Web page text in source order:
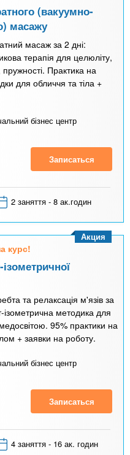
(вакуумно-
масажу
масаж за 2 дні:
терапія для целюліту,
Практика на
для обличчя та тіла +
бізнес центр
Записаться
2 заняття - 8 ак.годин
курс!
та релаксація м'язів за
ізометрична методика для
медосвітою. 95% практики на
+ заявки на роботу.
бізнес центр
Акция
Записаться
4 заняття - 16 ак. годин